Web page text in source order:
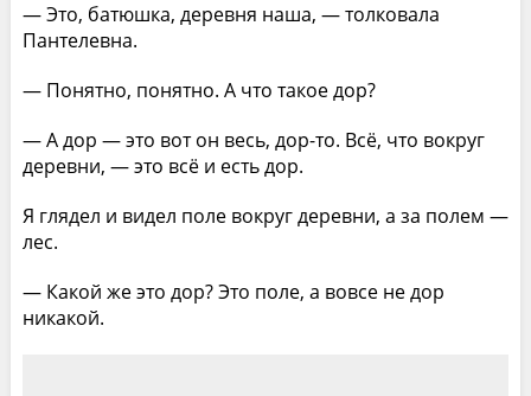
— Это, батюшка, деревня наша, — толковала
Пантелевна.
— Понятно, понятно. А что такое дор?
— А дор — это вот он весь, дор-то. Всё, что вокруг
деревни, — это всё и есть дор.
Я глядел и видел поле вокруг деревни, а за полем —
лес.
— Какой же это дор? Это поле, а вовсе не дор
никакой.